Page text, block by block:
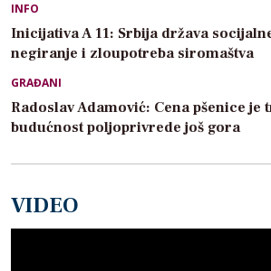
INFO
Inicijativa A 11: Srbija država
negiranje i zloupotreba siromaštva
GRAĐANI
Radoslav Adamović: Cena pšenice je
budućnost poljoprivrede još gora
VIDEO